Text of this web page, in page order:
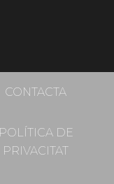
CONTACTA
POLÍTICA DE
PRIVACITAT